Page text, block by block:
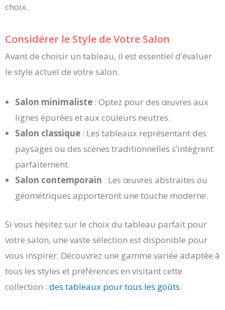
choix.
Considérer le Style de Votre Salon
Avant de choisir un tableau, il est essentiel d’évaluer
le style actuel de votre salon.
Salon minimaliste : Optez pour des œuvres aux
lignes épurées et aux couleurs neutres.
Salon classique : Les tableaux représentant des
paysages ou des scènes traditionnelles s’intègrent
parfaitement.
Salon contemporain : Les œuvres abstraites ou
géométriques apporteront une touche moderne.
Si vous hésitez sur le choix du tableau parfait pour
votre salon, une vaste sélection est disponible pour
vous inspirer. Découvrez une gamme variée adaptée à
tous les styles et préférences en visitant cette
collection : des tableaux pour tous les goûts.